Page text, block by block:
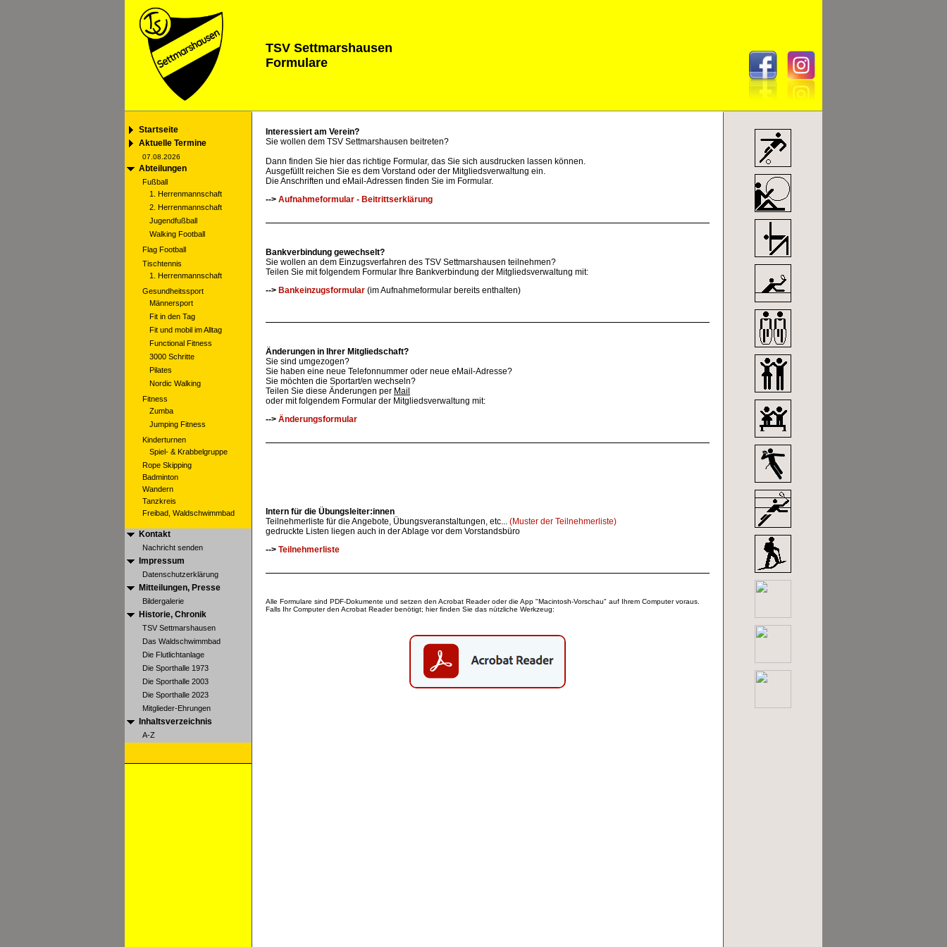
TSV Settmarshausen
Formulare
Startseite
Aktuelle Termine
07.08.2026
Abteilungen
Fußball
1. Herrenmannschaft
2. Herrenmannschaft
Jugendfußball
Walking Football
Flag Football
Tischtennis
1. Herrenmannschaft
Gesundheitssport
Männersport
Fit in den Tag
Fit und mobil im Alltag
Functional Fitness
3000 Schritte
Pilates
Nordic Walking
Fitness
Zumba
Jumping Fitness
Kinderturnen
Spiel- & Krabbelgruppe
Rope Skipping
Badminton
Wandern
Tanzkreis
Freibad, Waldschwimmbad
Kontakt
Nachricht senden
Impressum
Datenschutzerklärung
Mitteilungen, Presse
Bildergalerie
Historie, Chronik
TSV Settmarshausen
Das Waldschwimmbad
Die Flutlichtanlage
Die Sporthalle 1973
Die Sporthalle 2003
Die Sporthalle 2023
Mitglieder-Ehrungen
Inhaltsverzeichnis
A-Z
Interessiert am Verein?
Sie wollen dem TSV Settmarshausen beitreten?
Dann finden Sie hier das richtige Formular, das Sie sich ausdrucken lassen können.
Ausgefüllt reichen Sie es dem Vorstand oder der Mitgliedsverwaltung ein.
Die Anschriften und eMail-Adressen finden Sie im Formular.
--> Aufnahmeformular - Beitrittserklärung
Bankverbindung gewechselt?
Sie wollen an dem Einzugsverfahren des TSV Settmarshausen teilnehmen?
Teilen Sie mit folgendem Formular Ihre Bankverbindung der Mitgliedsverwaltung mit:
--> Bankeinzugsformular (im Aufnahmeformular bereits enthalten)
Änderungen in Ihrer Mitgliedschaft?
Sie sind umgezogen?
Sie haben eine neue Telefonnummer oder neue eMail-Adresse?
Sie möchten die Sportart/en wechseln?
Teilen Sie diese Änderungen per Mail
oder mit folgendem Formular der Mitgliedsverwaltung mit:
--> Änderungsformular
Intern für die Übungsleiter:innen
Teilnehmerliste für die Angebote, Übungsveranstaltungen, etc... (Muster der Teilnehmerliste)
gedruckte Listen liegen auch in der Ablage vor dem Vorstandsbüro
--> Teilnehmerliste
Alle Formulare sind PDF-Dokumente und setzen den Acrobat Reader oder die App "Macintosh-Vorschau" auf Ihrem Computer voraus.
Falls Ihr Computer den Acrobat Reader benötigt; hier finden Sie das nützliche Werkzeug: